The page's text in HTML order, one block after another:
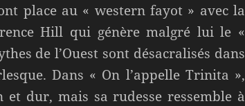
place au « western fayot » avec la
Hill qui génère malgré lui le «
de l’Ouest sont désacralisés dans
Dans « On l’appelle Trinita »,
et dur, mais sa rudesse ressemble à